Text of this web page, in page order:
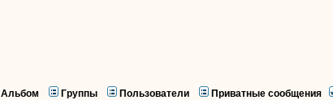
Альбом Группы Пользователи Приватные сообщения